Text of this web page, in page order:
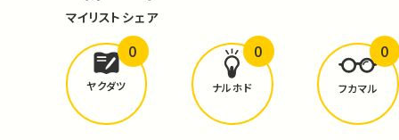
マイリスト シェア
どんな学びがありましたか？
ヤクダツ
0
ナルホド
0
フカマル
0